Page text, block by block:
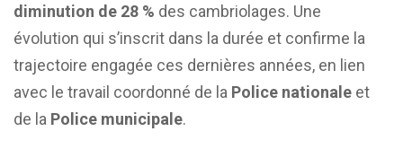
diminution de 28 % des cambriolages. Une
évolution qui s’inscrit dans la durée et confirme la
trajectoire engagée ces dernières années, en lien
avec le travail coordonné de la Police nationale et
de la Police municipale.